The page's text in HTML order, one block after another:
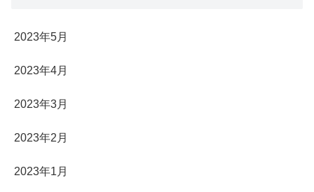
2023年5月
2023年4月
2023年3月
2023年2月
2023年1月